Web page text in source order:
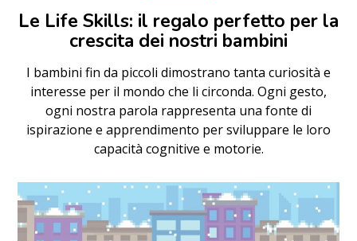
Le Life Skills: il regalo perfetto per la
crescita dei nostri bambini
I bambini fin da piccoli dimostrano tanta curiosità e
interesse per il mondo che li circonda. Ogni gesto,
ogni nostra parola rappresenta una fonte di
ispirazione e apprendimento per sviluppare le loro
capacità cognitive e motorie.